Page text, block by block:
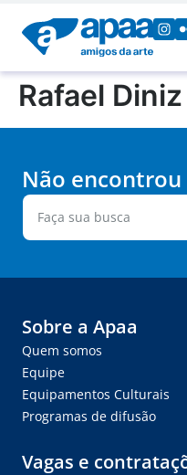
Rafael Diniz
Não
Sobre a Apaa
Quem somos
Equipe
Equipamentos Culturais
Programas de difusão
Vagas e